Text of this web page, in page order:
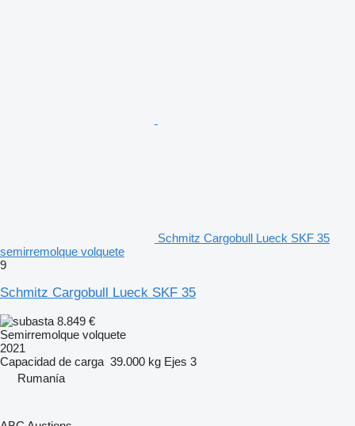
Schmitz Cargobull Lueck SKF 35
semirremolque volquete
9
Schmitz Cargobull Lueck SKF 35
8.849 €
Semirremolque volquete
2021
Capacidad de carga 39.000 kg Ejes 3
Rumanía